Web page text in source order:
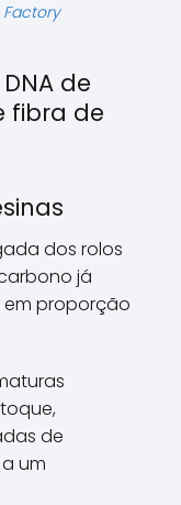
Factory
de
fibra de
dos rolos
já
em proporção
de
um